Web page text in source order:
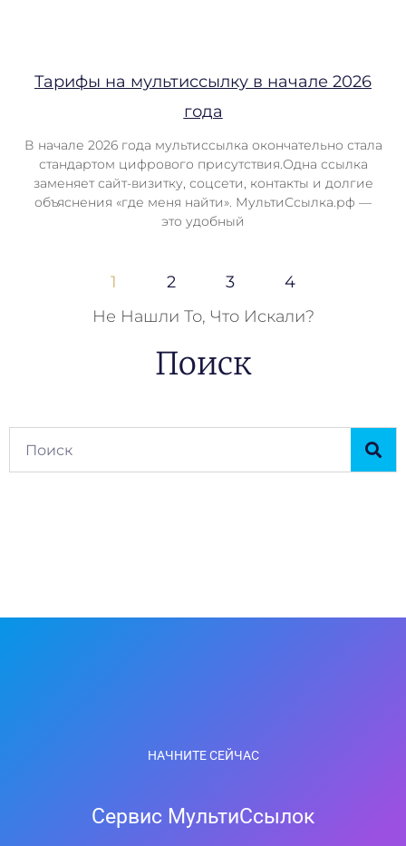
Тарифы на мультиссылку в начале 2026
года
В начале 2026 года мультиссылка окончательно стала
стандартом цифрового присутствия.Одна ссылка
заменяет сайт-визитку, соцсети, контакты и долгие
объяснения «где меня найти». МультиСсылка.рф —
это удобный
1 2 3
4
Не Нашли То, Что Искали?
Поиск
НАЧНИТЕ СЕЙЧАС
Сервис МультиСсылок